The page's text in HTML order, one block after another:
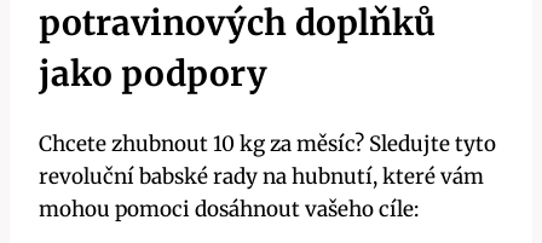
potravinových doplňků
⁢jako podpory
Chcete ⁣zhubnout 10 ⁤kg za měsíc? Sledujte ​tyto
revoluční babské rady na ​hubnutí, které vám
mohou ⁢pomoci dosáhnout vašeho cíle: